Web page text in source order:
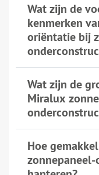
Wat zijn de
kenmerken
oriëntatie bij
Wat zijn de
Miralux
Hoe